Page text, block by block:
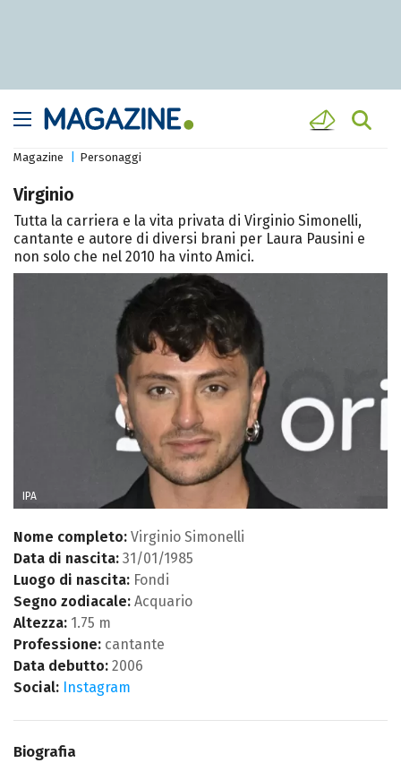
Magazine Personaggi
Virginio
Tutta la carriera e la vita privata di Virginio Simonelli,
cantante e autore di diversi brani per Laura Pausini e
non solo che nel 2010 ha vinto Amici.
IPA
Nome completo: Virginio Simonelli
Data di nascita: 31/01/1985
Luogo di nascita: Fondi
Segno zodiacale: Acquario
Altezza: 1.75 m
Professione: cantante
Data debutto: 2006
Social: Instagram
Biografia